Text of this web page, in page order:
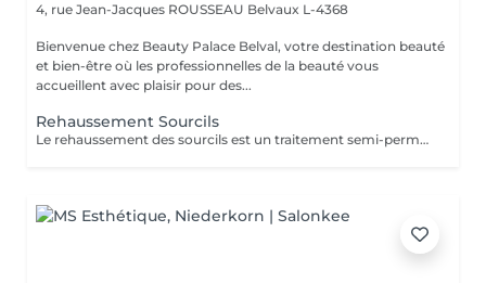
4, rue Jean-Jacques ROUSSEAU Belvaux L-4368
Bienvenue chez Beauty Palace Belval, votre destination beauté
et bien-être où les professionnelles de la beauté vous
accueillent avec plaisir pour des...
Rehaussement Sourcils
Le rehaussement des sourcils est un traitement semi-permanent qui donne un effet lifté. Les 24-48 premières heures sont cruciales. Voici les recommandations à suivre après la prestation pour optimiser les résultats et la tenue: -Evitez l'eau, la vapeur, l'humidité et la chaleur excessive (pas de douche chaude, sauna, hammam) -Ne frottez pas vos sourcils et ne dormez pas le visage écrasé contre l'oreiller -Pas de maquillage sur la zone (fond de teint) pendant 24 à 48h -Évitez les produits gras ou huileux qui peuvent réduire la durée du rehaussement -Hydratez vos sourcils avec un sérum adapté pour prolonger l'effet En respectant ces conseils, le rehaussement durera entre 4 à 6 semaines avec un effet optimal.